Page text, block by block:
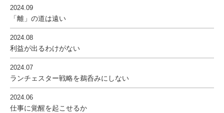
2024.09
「離」の道は遠い
2024.08
利益が出るわけがない
2024.07
ランチェスター戦略を鵜呑みにしない
2024.06
仕事に覚醒を起こせるか